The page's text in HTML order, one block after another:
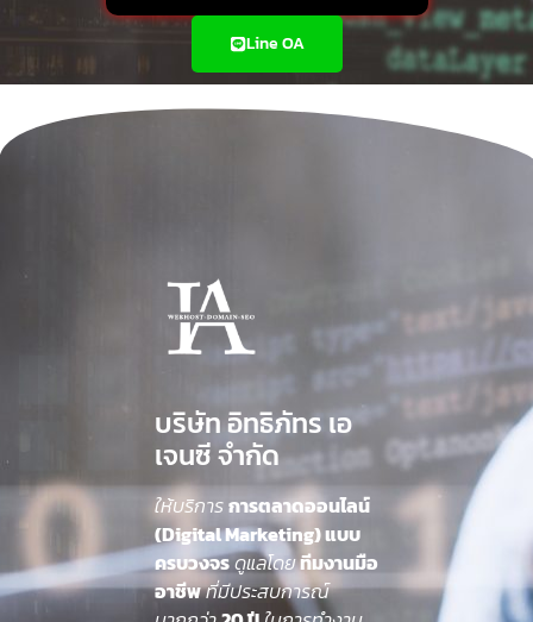
Line OA
บริษัท อิทธิภัทร เอ
เจนซี จำกัด
ให้บริการการตลาดออนไลน์
(Digital Marketing) แบบ
ครบวงจรดูแลโดยทีมงานมือ
อาชีพที่มีประสบการณ์